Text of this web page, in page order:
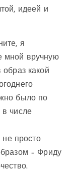
идеей и
я
мной вручную
какой
было по
числе
не просто
– Фриду